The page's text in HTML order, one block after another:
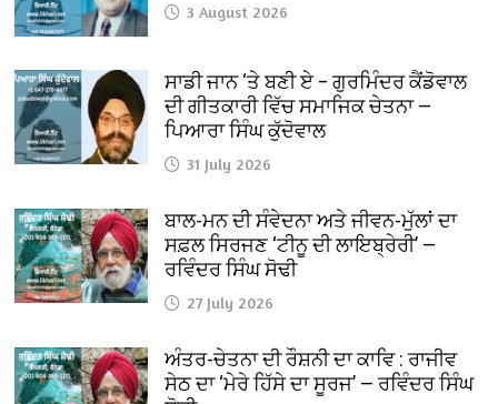
3 August 2026
ਸਾਡੀ ਜਾਨ ‘ਤੇ ਬਣੀ ਏ – ਗੁਰਮਿੰਦਰ ਕੈਂਡੋਵਾਲ
ਦੀ ਗੀਤਕਾਰੀ ਵਿੱਚ ਸਮਾਜਿਕ ਚੇਤਨਾ —
ਪਿਆਰਾ ਸਿੰਘ ਕੁੱਦੋਵਾਲ
31 July 2026
ਬਾਲ-ਮਨ ਦੀ ਸੰਵੇਦਨਾ ਅਤੇ ਜੀਵਨ-ਮੁੱਲਾਂ ਦਾ
ਸਫ਼ਲ ਸਿਰਜਣ ‘ਟੀਨੂ ਦੀ ਲਾਇਬ੍ਰੇਰੀ’ —
ਰਵਿੰਦਰ ਸਿੰਘ ਸੋਢੀ
27 July 2026
ਅੰਤਰ-ਚੇਤਨਾ ਦੀ ਰੌਸ਼ਨੀ ਦਾ ਕਾਵਿ : ਰਾਜੀਵ
ਸੇਠ ਦਾ ‘ਮੇਰੇ ਹਿੱਸੇ ਦਾ ਸੂਰਜ’ — ਰਵਿੰਦਰ ਸਿੰਘ